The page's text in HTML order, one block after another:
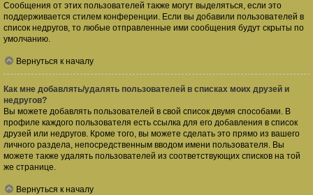
Сообщения от этих пользователей также могут выделяться, если это
поддерживается стилем конференции. Если вы добавили пользователей в
список недругов, то любые отправленные ими сообщения будут скрыты по
умолчанию.
Вернуться к началу
Как мне добавлять/удалять пользователей в списках моих друзей и
недругов?
Вы можете добавлять пользователей в свой список двумя способами. В
профиле каждого пользователя есть ссылка для его добавления в список
друзей или недругов. Кроме того, вы можете сделать это прямо из вашего
личного раздела, непосредственным вводом имени пользователя. Вы
можете также удалять пользователей из соответствующих списков на той
же странице.
Вернуться к началу